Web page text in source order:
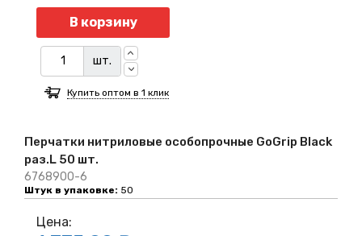
Перчатки нитриловые особопрочные GoGrip Black
раз.L 50 шт.
6768900-6
Штук в упаковке: 50
В корзину
шт.
Купить оптом в 1 клик
Цена: